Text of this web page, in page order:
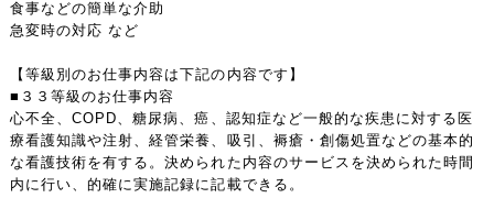
食事などの簡単な介助
急変時の対応 など
【等級別のお仕事内容は下記の内容です】
■３３等級のお仕事内容
心不全、COPD、糖尿病、癌、認知症など一般的な疾患に対する医
療看護知識や注射、経管栄養、吸引、褥瘡・創傷処置などの基本的
な看護技術を有する。決められた内容のサービスを決められた時間
内に行い、的確に実施記録に記載できる。